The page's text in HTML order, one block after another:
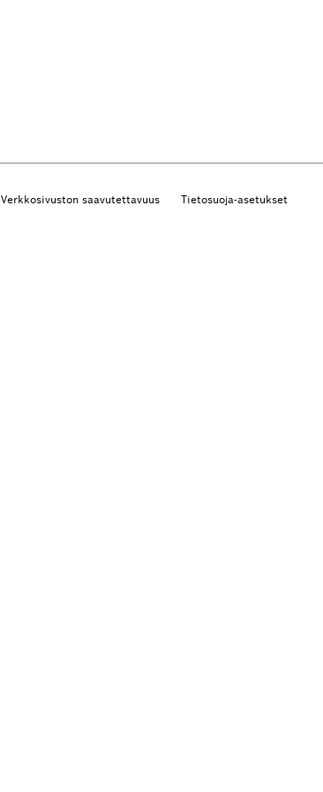
Verkkosivuston saavutettavuus Tietosuoja-asetukset